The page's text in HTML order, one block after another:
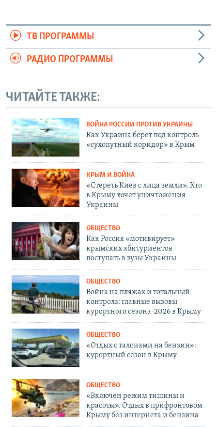
ТВ ПРОГРАММЫ
РАДИО ПРОГРАММЫ
ЧИТАЙТЕ ТАКЖЕ:
ВОЙНА РОССИИ ПРОТИВ УКРАИНЫ
Как Украина берет под контроль
«сухопутный коридор» в Крым
КРЫМ И ВОЙНА
«Стереть Киев с лица земли». Кто
в Крыму хочет уничтожения
Украины
ОБЩЕСТВО
Как Россия «мотивирует»
крымских абитуриентов
поступать в вузы Украины
ОБЩЕСТВО
Война на пляжах и тотальный
контроль: главные вызовы
курортного сезона-2026 в Крыму
ОБЩЕСТВО
«Отдых с талонами на бензин»:
курортный сезон в Крыму
ОБЩЕСТВО
«Включен режим тишины и
красоты». Отдых в прифронтовом
Крыму без интернета и бензина